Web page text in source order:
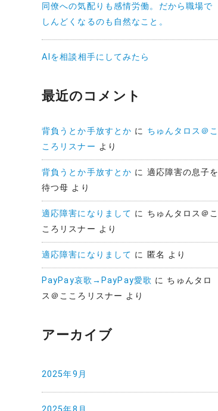
同僚への気配りも感情労働。だから職場で
しんどくなるのも自然なこと。
AIを相談相手にしてみたら
最近のコメント
背負うとか手放すとか に ちゅんタロス＠こ
ころリスナー より
背負うとか手放すとか に 適応障害の息子を
待つ母 より
適応障害になりまして に ちゅんタロス＠こ
ころリスナー より
適応障害になりまして に 匿名 より
PayPay哀歌→PayPay愛歌 に ちゅんタロ
ス＠こころリスナー より
アーカイブ
2025年9月